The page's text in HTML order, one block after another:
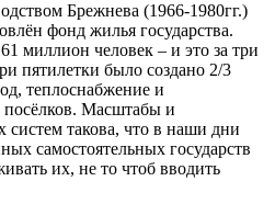
Брежнева (1966-1980гг.)
фонд жилья государства.
миллион человек – и это за три
пятилетки было создано 2/3
теплоснабжение и
посёлков. Масштабы и
систем такова, что в наши дни
самостоятельных государств
их, не то чтоб вводить